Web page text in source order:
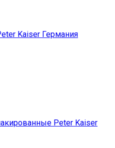
Kaiser Германия
Peter Kaiser